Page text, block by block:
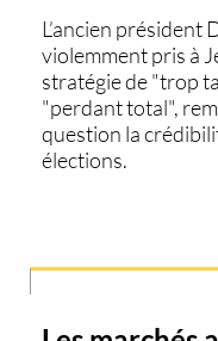
L’ancien président
violemment pris à
stratégie de "trop
"perdant total",
question la
élections.